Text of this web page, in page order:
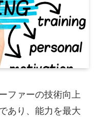
ファーの技術向上
あり、能力を最大